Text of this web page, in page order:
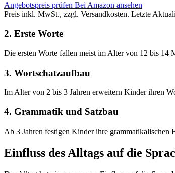
Angebotspreis prüfen Bei Amazon ansehen
Preis inkl. MwSt., zzgl. Versandkosten. Letzte
2. Erste Worte
Die ersten Worte fallen meist im Alter von 12 bis 14
3. Wortschatzaufbau
Im Alter von 2 bis 3 Jahren erweitern Kinder ihren
4. Grammatik und Satzbau
Ab 3 Jahren festigen Kinder ihre grammatikalischen
Einfluss des Alltags auf die